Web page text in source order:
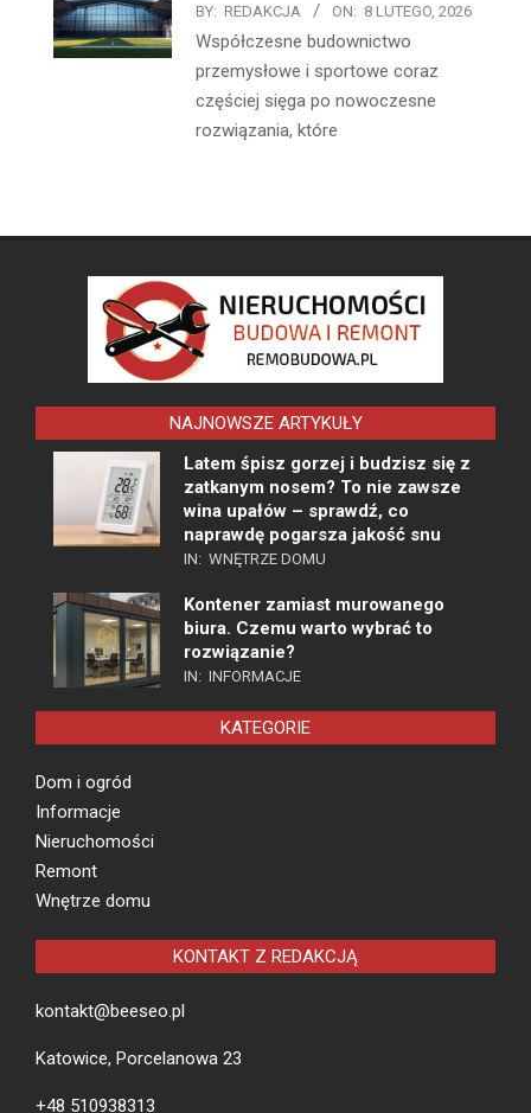
BY: REDAKCJA ON: 8 LUTEGO, 2026
Współczesne budownictwo
przemysłowe i sportowe coraz
częściej sięga po nowoczesne
rozwiązania, które
NAJNOWSZE ARTYKUŁY
Latem śpisz gorzej i budzisz się z
zatkanym nosem? To nie zawsze
wina upałów – sprawdź, co
naprawdę pogarsza jakość snu
IN: WNĘTRZE DOMU
Kontener zamiast murowanego
biura. Czemu warto wybrać to
rozwiązanie?
IN: INFORMACJE
KATEGORIE
Dom i ogród
Informacje
Nieruchomości
Remont
Wnętrze domu
KONTAKT Z REDAKCJĄ
kontakt@beeseo.pl
Katowice, Porcelanowa 23
+48 510938313